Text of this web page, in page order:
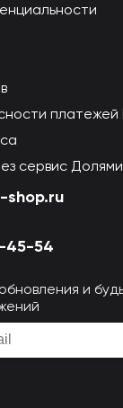
платежей
сервис
shop.ru
45-54
и